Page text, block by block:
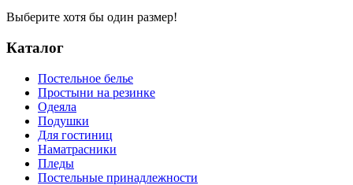
Выберите хотя бы один размер!
Каталог
Постельное белье
Простыни на резинке
Одеяла
Подушки
Для гостиниц
Наматрасники
Пледы
Постельные принадлежности